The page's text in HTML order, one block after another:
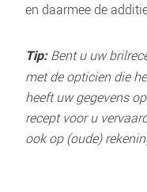
en daarmee de
Tip: Bent u uw
met de opticien die
heeft uw gegevens
recept voor u
ook op (oude)